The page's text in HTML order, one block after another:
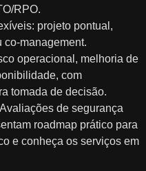
RPO.
projeto pontual,
operacional, melhoria de
com
tomada de decisão.
Avaliações de segurança
roadmap prático para
e conheça os serviços em